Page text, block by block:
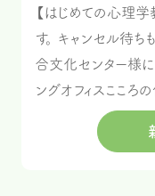
【はじめての心理学
す。 キャンセル待
合文化センター様に
ングオフィスここ